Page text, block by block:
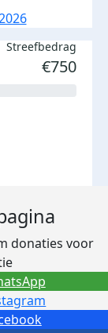
Streefbedrag
€750
donaties voor